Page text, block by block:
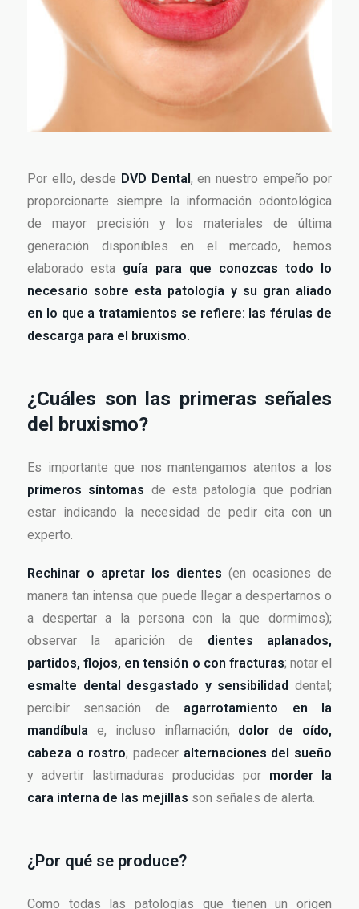
Por ello, desde DVD Dental , en nuestro empeño por
proporcionarte siempre la información odontológica
de mayor precisión y los materiales de última
generación disponibles en el mercado, hemos
elaborado esta guía para que conozcas todo lo
necesario sobre esta patología y su gran aliado
en lo que a tratamientos se refiere: las férulas de
descarga para el bruxismo.
¿Cuáles son las primeras señales
del bruxismo?
Es importante que nos mantengamos atentos a los
primeros síntomas de esta patología que podrían
estar indicando la necesidad de pedir cita con un
experto.
Rechinar o apretar los dientes (en ocasiones de
manera tan intensa que puede llegar a despertarnos o
a despertar a la persona con la que dormimos);
observar la aparición de dientes aplanados,
partidos, flojos, en tensión o con fracturas; notar el
esmalte dental desgastado y sensibilidad dental;
percibir sensación de agarrotamiento en la
mandíbula e, incluso inflamación; dolor de oído,
cabeza o rostro; padecer alternaciones del sueño
y advertir lastimaduras producidas por morder la
cara interna de las mejillas son señales de alerta.
¿Por qué se produce?
Como todas las patologías que tienen un origen